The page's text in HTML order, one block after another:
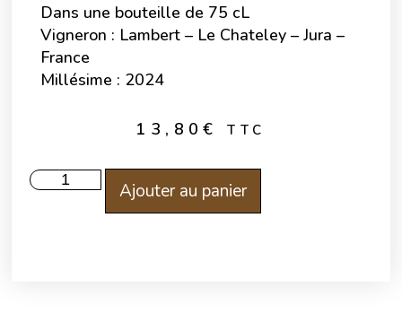
Dans une bouteille de 75 cL
Vigneron : Lambert – Le Chateley – Jura –
France
Millésime : 2024
13,80€ TTC
Ajouter au panier